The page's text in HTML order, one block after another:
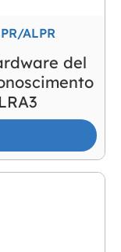
ALPR
del